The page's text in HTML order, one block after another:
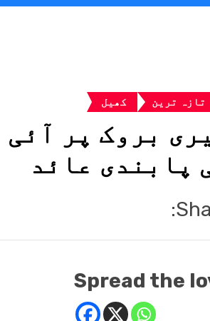
تازہ ترین کھیل
پابندی عائد
Spread the